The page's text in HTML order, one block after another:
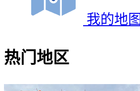
我的地图
热门地区